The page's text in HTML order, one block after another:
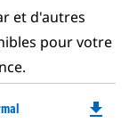
et d'autres
pour votre
file_download